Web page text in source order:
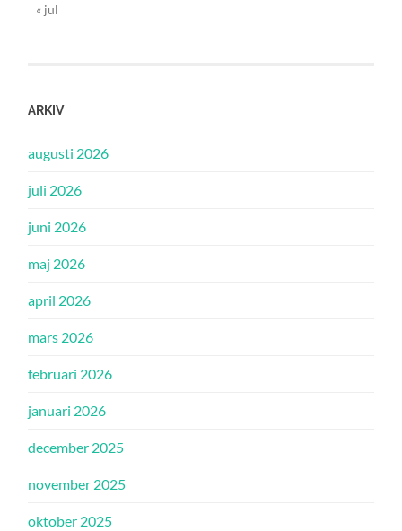
« jul
ARKIV
augusti 2026
juli 2026
juni 2026
maj 2026
april 2026
mars 2026
februari 2026
januari 2026
december 2025
november 2025
oktober 2025